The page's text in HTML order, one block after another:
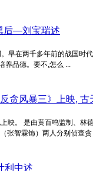
后—刘宝瑞述
。早在两千多年前的战国
养品德。要不,怎么 ...
贪风暴三》上映,
映。 是由黄百鸣监制、
张智霖饰）两人分别侦查贪
利中述